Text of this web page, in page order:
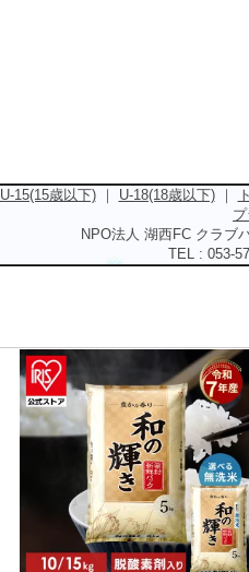
U-15(15歳以下)｜ U-18(18歳以下)｜
NPO法人 湖西FC クラブ
TEL : 053-